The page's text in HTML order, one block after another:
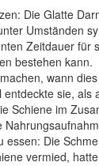
Die Glatte
Umständen
Zeitdauer
bestehen kann.
wann
sie,
Schiene im
Die
vermied,